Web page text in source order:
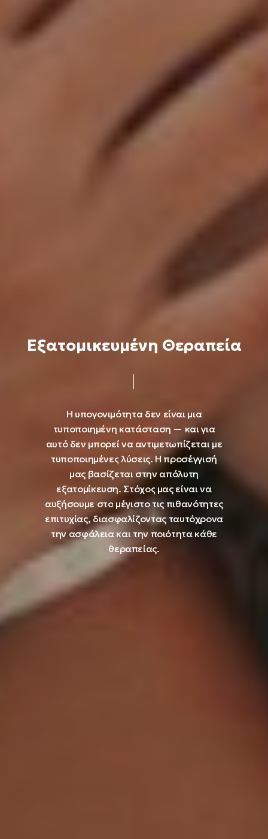
Εξατομικευμένη Θεραπεία
Η υπογονιμότητα δεν είναι μια
τυποποιημένη κατάσταση — καιγια
αυτό δεν μπορεί να αντιμετωπίζεται με
τυποποιημένες λύσεις. Ηπροσέγγισή
μας βασίζεται στην απόλυτη
εξατομίκευση. Στόχος μας είναινα
αυξήσουμε στο μέγιστοτις πιθανότητες
επιτυχίας, διασφαλίζοντας ταυτόχρονα
την ασφάλεια και την ποιότητα κάθε
θεραπείας.